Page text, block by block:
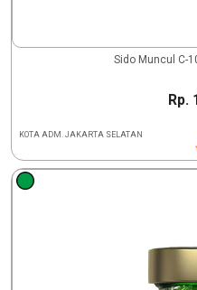
Sido Muncul C-
Rp.
KOTA ADM. JAKARTA SELATAN